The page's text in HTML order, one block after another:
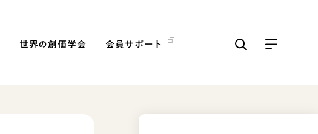
世界の創価学会 会員サポート